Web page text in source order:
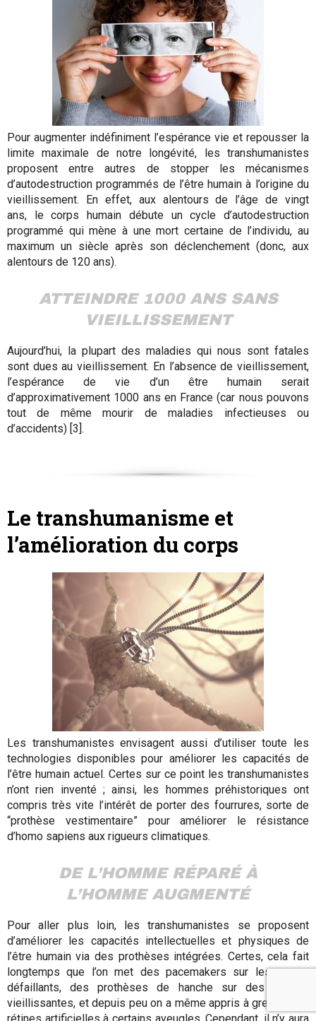
Pour augmenter indéfiniment l’espérance vie et repousser la
limite maximale de notre longévité, les transhumanistes
proposent entre autres de stopper les mécanismes
d’autodestruction programmés de l’être humain à l’origine du
vieillissement. En effet, aux alentours de l’âge de vingt
ans, le corps humain débute un cycle d’autodestruction
programmé qui mène à une mort certaine de l’individu, au
maximum un siècle après son déclenchement (donc, aux
alentours de 120 ans).
ATTEINDRE 1000 ANS SANS
VIEILLISSEMENT
Aujourd’hui, la plupart des maladies qui nous sont fatales
sont dues au vieillissement. En l’absence de vieillissement,
l’espérance de vie d’un être humain serait
d’approximativement 1000 ans en France (car nous pouvons
tout de même mourir de maladies infectieuses ou
d’accidents) [3].
Le transhumanisme et
l’amélioration du corps
Les transhumanistes envisagent aussi d’utiliser toute les
technologies disponibles pour améliorer les capacités de
l’être humain actuel. Certes sur ce point les transhumanistes
n’ont rien inventé ; ainsi, les hommes préhistoriques ont
compris très vite l’intérêt de porter des fourrures, sorte de
“prothèse vestimentaire” pour améliorer le résistance
d’homo sapiens aux rigueurs climatiques.
DE L’HOMME RÉPARÉ À
L’HOMME AUGMENTÉ
Pour aller plus loin, les transhumanistes se proposent
d’améliorer les capacités intellectuelles et physiques de
l’être humain via des prothèses intégrées. Certes, cela fait
longtemps que l’on met des pacemakers sur les cœurs
défaillants, des prothèses de hanche sur des jambes
vieillissantes, et depuis peu on a même appris à greffer des